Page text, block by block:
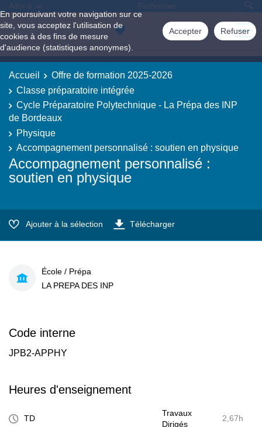
En poursuivant votre navigation sur ce
site, vous acceptez l'utilisation de
cookies à des fins de mesure
d'audience (statistiques anonymes).
Accepter Refuser
Aller à
Accueil
Offre de formation 2025-2026
Classe préparatoire intégrée
Cycle Préparatoire Polytechnique - La Prépa des INP
de Bordeaux
Physique
Accompagnement personnalisé : soutien en physique
Accompagnement personnalisé :
soutien en physique
Ajouter à la sélection Télécharger
École / Prépa
LA PREPA DES INP
Code interne
JPB2-APPHY
Heures d'enseignement
TD
Travaux
Dirigés
2,67h